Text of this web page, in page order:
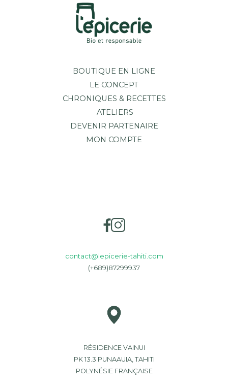
BOUTIQUE EN LIGNE
LE CONCEPT
CHRONIQUES & RECETTES
ATELIERS
DEVENIR PARTENAIRE
MON COMPTE
contact@lepicerie-tahiti.com
(+689)87299937
RÉSIDENCE VAINUI
PK 13.3 PUNAAUIA, TAHITI
POLYNÉSIE FRANÇAISE